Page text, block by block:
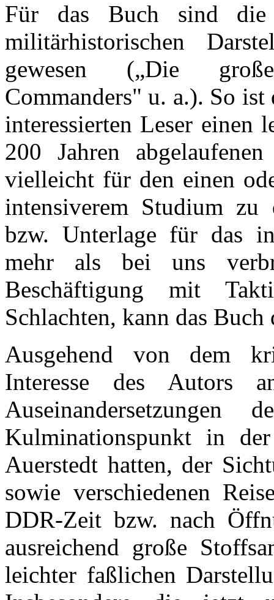
Für das Buch sind die
militärhistorischen
gewesen („Die
Commanders" u. a.). So
interessierten Leser einen
200 Jahren
vielleicht für den einen
intensiverem Studium zu
bzw. Unterlage für das
mehr als bei uns
Beschäftigung mit
Schlachten, kann das Buch
Ausgehend von dem
Interesse des Autors
Kulminationspunkt in
Auerstedt hatten, der
sowie verschiedenen
DDR-Zeit bzw. nach
ausreichend große
leichter faßlichen